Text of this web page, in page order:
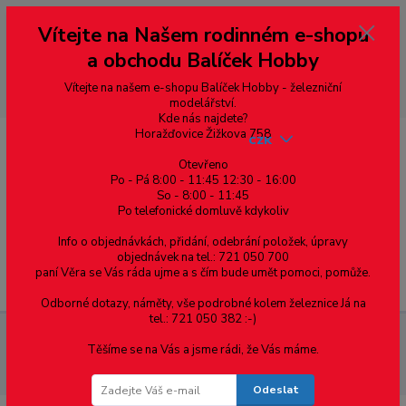
--- pro zákazníky ze Slovenska a jiných zemí, pokud chcete platit v eurech
přepněte si e-shop na euro 💶 pro přepočet měny - pravý horní roh ---
dobírky – pokud si z nějakého důvodu zásilku nevyzvednete, bude po
domluvě zaslána znovu s opětovnou platbou za poštovné, v opačném
případě bude zrušena a účet přidán na blacklist a rušeny následující
objednávky.
Menu
CZK
Univerzální vrut, půlkulatá hlava, celý závit, drážka Pozidrive, zinek bílý,
Vítejte na Našem rodinném e-shopu
a obchodu Balíček Hobby
Vítejte na našem e-shopu Balíček Hobby - železniční
modelářství.
Kde nás najdete?
Horažďovice Žižkova 758
Otevřeno
Po - Pá 8:00 - 11:45 12:30 - 16:00
So - 8:00 - 11:45
Po telefonické domluvě kdykoliv
Info o objednávkách, přidání, odebrání položek, úpravy
objednávek na tel.: 721 050 700
paní Věra se Vás ráda ujme a s čím bude umět pomoci, pomůže.
Odborné dotazy, náměty, vše podrobné kolem železnice Já na
tel.: 721 050 382 :-)
Těšíme se na Vás a jsme rádi, že Vás máme.
Odeslat